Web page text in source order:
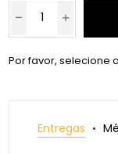
Por favor, selecione
Entregas